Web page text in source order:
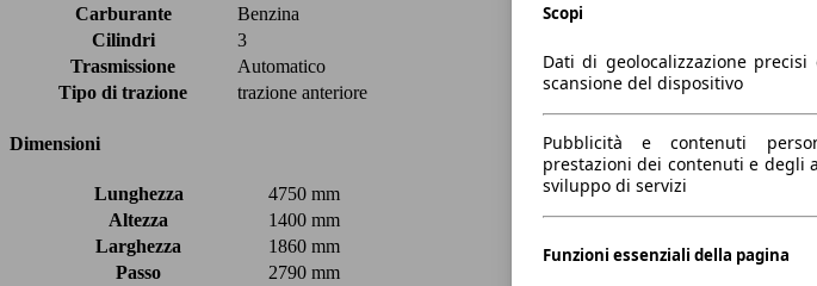
Carburante
Benzina
Cilindri
3
Trasmissione
Automatico
Tipo di trazione
trazione anteriore
Dimensioni
Lunghezza
4750 mm
Altezza
1400 mm
Larghezza
1860 mm
Passo
2790 mm
Scopi
Dati di geolocalizzazione
scansione del dispositivo
Pubblicità e contenuti
prestazioni dei contenuti e degli
sviluppo di servizi
Funzioni essenziali della pagina